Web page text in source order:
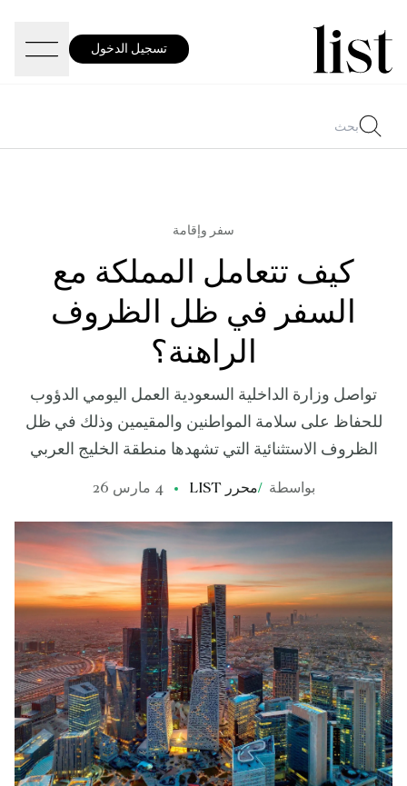
تسجيل الدخول
سفر وإقامة
كيف تتعامل المملكة مع
السفر في ظل الظروف
الراهنة؟
تواصل وزارة الداخلية السعودية العمل اليومي الدؤوب
للحفاظ على سلامة المواطنين والمقيمين وذلك في ظل
الظروف الاستثنائية التي تشهدها منطقة الخليج العربي
بواسطة /محرر LIST 4 مارس 26